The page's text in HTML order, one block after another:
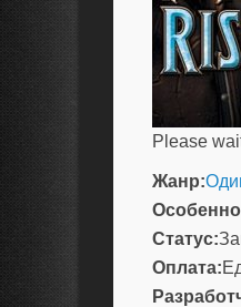
Please
Жанр:
Статус:
Оплата: